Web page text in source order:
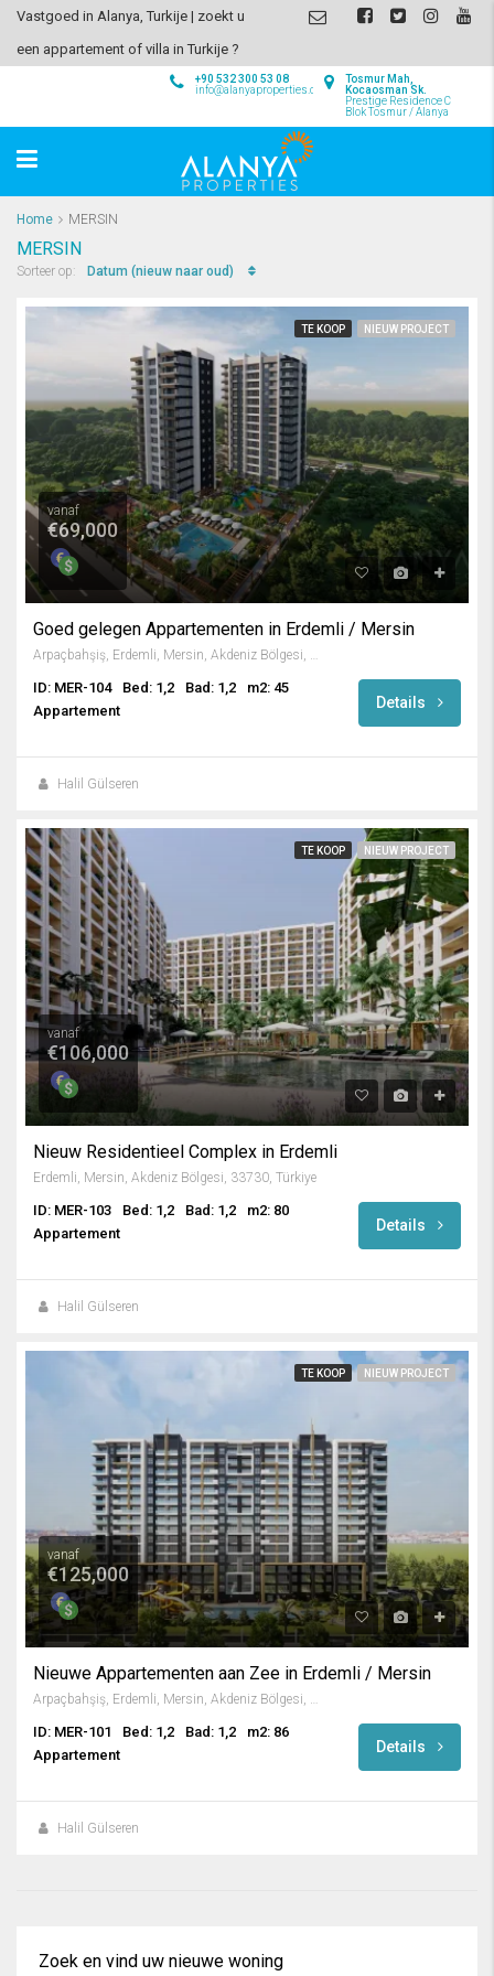
Vastgoed in Alanya, Turkije | zoekt u
een appartement of villa in Turkije ?
Tosmur Mah,
Kocaosman Sk.
Prestige Residence C
Blok Tosmur / Alanya
+90 532 300 53 08
info@alanyaproperties.com
Home MERSIN
MERSIN
Sorteer op: Datum (nieuw naar oud)
TE KOOP NIEUW PROJECT
vanaf
€69,000
Goed gelegen Appartementen in Erdemli / Mersin
Arpaçbahşiş, Erdemli, Mersin, Akdeniz Bölgesi, 33730, Türkiye
ID: MER-104 Bed: 1,2 Bad: 1,2
m2: 45
Appartement
Details
Halil Gülseren
TE KOOP NIEUW PROJECT
vanaf
€106,000
Nieuw Residentieel Complex in Erdemli
Erdemli, Mersin, Akdeniz Bölgesi, 33730, Türkiye
ID: MER-103 Bed: 1,2 Bad: 1,2
m2: 80
Appartement
Details
Halil Gülseren
TE KOOP NIEUW PROJECT
vanaf
€125,000
Nieuwe Appartementen aan Zee in Erdemli / Mersin
Arpaçbahşiş, Erdemli, Mersin, Akdeniz Bölgesi, 33730, Türkiye
ID: MER-101 Bed: 1,2 Bad: 1,2
m2: 86
Appartement
Details
Halil Gülseren
Zoek en vind uw nieuwe woning